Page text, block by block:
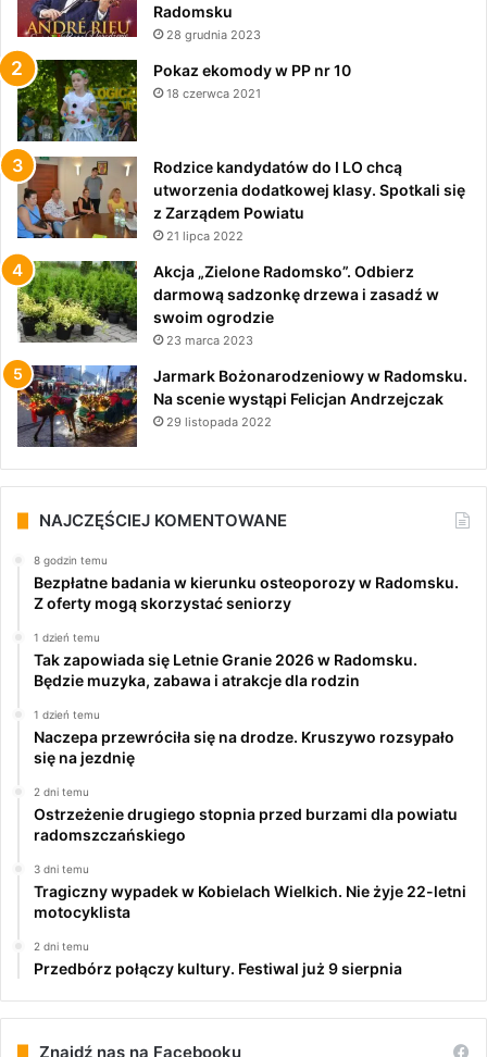
Radomsku
28 grudnia 2023
Pokaz ekomody w PP nr 10
18 czerwca 2021
Rodzice kandydatów do I LO chcą
utworzenia dodatkowej klasy. Spotkali się
z Zarządem Powiatu
21 lipca 2022
Akcja „Zielone Radomsko”. Odbierz
darmową sadzonkę drzewa i zasadź w
swoim ogrodzie
23 marca 2023
Jarmark Bożonarodzeniowy w Radomsku.
Na scenie wystąpi Felicjan Andrzejczak
29 listopada 2022
NAJCZĘŚCIEJ KOMENTOWANE
8 godzin temu
Bezpłatne badania w kierunku osteoporozy w Radomsku.
Z oferty mogą skorzystać seniorzy
1 dzień temu
Tak zapowiada się Letnie Granie 2026 w Radomsku.
Będzie muzyka, zabawa i atrakcje dla rodzin
1 dzień temu
Naczepa przewróciła się na drodze. Kruszywo rozsypało
się na jezdnię
2 dni temu
Ostrzeżenie drugiego stopnia przed burzami dla powiatu
radomszczańskiego
3 dni temu
Tragiczny wypadek w Kobielach Wielkich. Nie żyje 22-letni
motocyklista
2 dni temu
Przedbórz połączy kultury. Festiwal już 9 sierpnia
Znajdź nas na Facebooku